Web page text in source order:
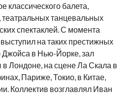
классического балета,
танцевальных
спектаклей. С момента
на таких престижных
Джойса в Нью-Йорке, зал
Лондоне, на сцене Ла Скала в
Париже, Токио, в Китае,
Коллектив возглавлял Иван